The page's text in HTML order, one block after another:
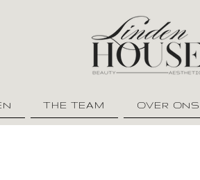
THE TEAM OVER ONS